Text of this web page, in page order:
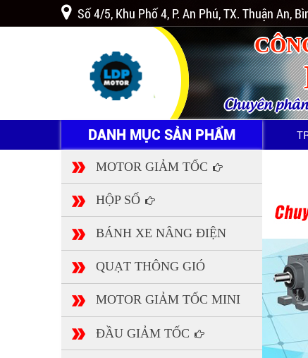
Số 4/5, Khu Phố 4, P. An Phú, TX. Thuận An,
Chuyên
DANH MỤC SẢN PHẨM
MOTOR GIẢM TỐC
HỘP SỐ
BÁNH XE NÂNG ĐIỆN
QUẠT THÔNG GIÓ
MOTOR GIẢM TỐC MINI
ĐẦU GIẢM TỐC